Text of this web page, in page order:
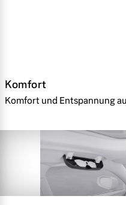
Komfort
Komfort und Entspannung